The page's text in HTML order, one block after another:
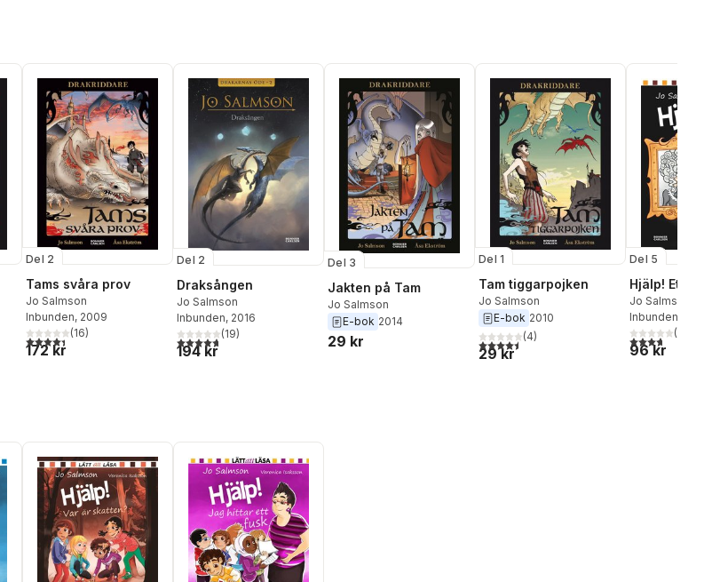
antal röster:
Del 2
Tams svåra prov
Jo Salmson
Inbunden, 2009
4,4utav 5 stjärnor. Totalt antal röster:
(16)
172 kr
Del 2
Draksången
Jo Salmson
Inbunden, 2016
4,7utav 5 stjärnor. Totalt antal röster:
(19)
194 kr
Del 3
Jakten på Tam
Jo Salmson
E-bok 2014
29 kr
Del 1
Tam tiggarpojken
Jo Salmson
E-bok 2010
4,5utav 5 stjärnor. Totalt antal röster:
(4)
29 kr
Del 5
Hjälp! Ett
Jo Salmson
Inbunden
3,7utav 5(
96 kr